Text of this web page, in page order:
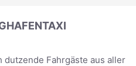
Fahrgäste aus aller